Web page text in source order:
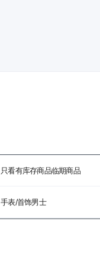
只看有库存商品临期商品
手表/首饰男士